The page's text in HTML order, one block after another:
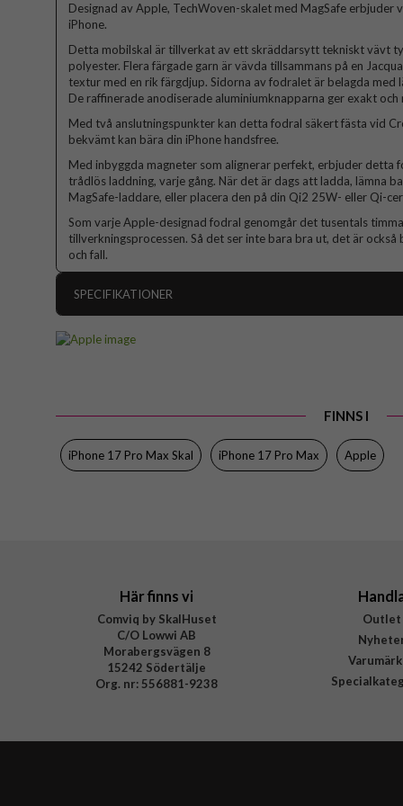
Designad av Apple, TechWoven-skalet med MagSafe erbjuder
iPhone.
Detta mobilskal är tillverkat av ett skräddarsytt tekniskt vävt
polyester. Flera färgade garn är vävda tillsammans på en
textur med en rik färgdjup. Sidorna av fodralet är belagda
De raffinerade anodiserade aluminiumknapparna ger exakt och
Med två anslutningspunkter kan detta fodral säkert fästa vid
bekvämt kan bära din iPhone handsfree.
Med inbyggda magneter som alignerar perfekt, erbjuder detta
trådlös laddning, varje gång. När det är dags att ladda, lämna
MagSafe-laddare, eller placera den på din Qi2 25W- eller Qi-
Som varje Apple-designad fodral genomgår det tusentals
tillverkningsprocessen. Så det ser inte bara bra ut, det är
och fall.
SPECIFIKATIONER
Egenskaper
Färg
Material
FINNS I
iPhone 17 Pro Max Skal iPhone 17 Pro Max Apple
Här finns vi
Comviq by SkalHuset
C/O Lowwi AB
Morabergsvägen 8
15242 Södertälje
Org. nr: 556881-9238
Outlet